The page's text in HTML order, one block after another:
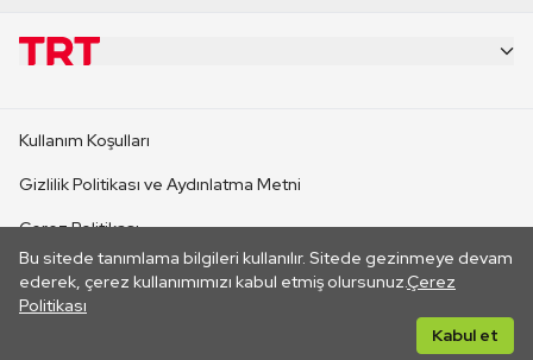
Bu sitede tanımlama bilgileri kullanılır. Sitede gezinmeye devam
ederek, çerez kullanımımızı kabul etmiş olursunuz.Çerez
Politikası
Kabul et
CANLI YAYINLAR
Kullanım Koşulları
Gizlilik Politikası ve Aydınlatma Metni
Çerez Politikası
İletişim
Her hakkı saklıdır. ©2026 TRT. Bağlantı yoluyla gidilen dış